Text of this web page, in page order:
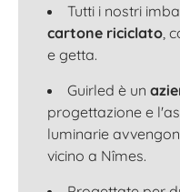
Tutti i nostri
cartone riciclato ,
e getta.
Guirled è un
progettazione e
luminarie
vicino a Nîmes.